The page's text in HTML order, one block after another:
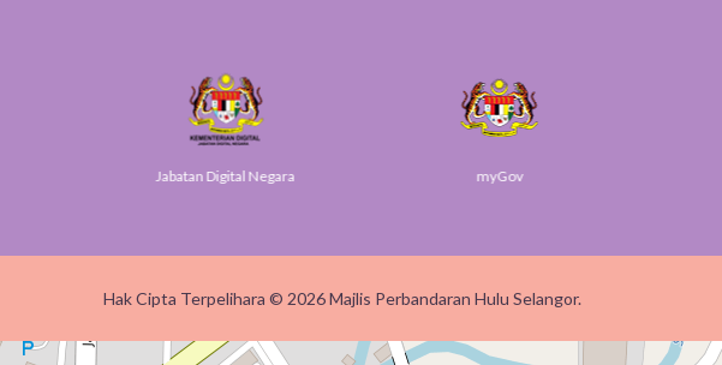
Jabatan Digital Negara myGov
Hak Cipta Terpelihara © 2026 Majlis Perbandaran Hulu Selangor.